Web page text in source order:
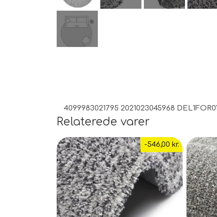
4099983021795 2021023045968
Relaterede varer
-546,00 kr.